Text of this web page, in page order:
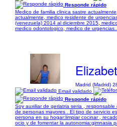
Responde rápido
Medico de familia clinica sastre
actualmente, medico residente de
(venezuela) 2014 al diciembre 2015,
medico odontologico, medico de urgencias...
Madrid (Madrid)
Email validado
Responde rápido
Soy auxiliar de geriatria seria ,
de personas mayores . El tipo de servicio
persona en su hogar:limpiar cocinar ,
ocio y de fomentar la autonomia:gimnasia